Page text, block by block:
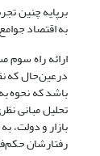
بر‌پایه چنین
به اقتصاد
ارائه راه سوم
در‌عین‌حال که
باشد که نحوه
تحلیل مبانی
بازار و دولت،
رفتارشان